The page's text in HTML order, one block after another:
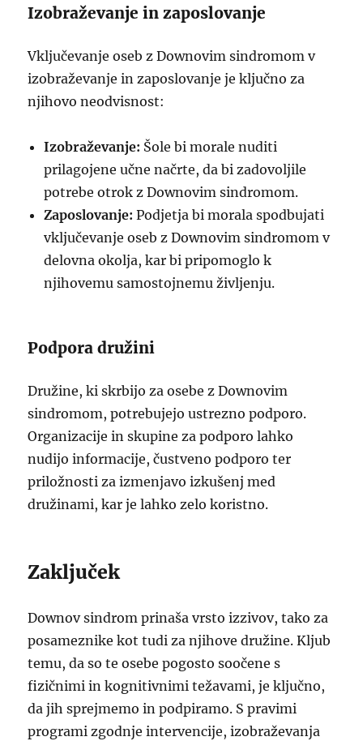
Izobraževanje in zaposlovanje
Vključevanje oseb z Downovim sindromom v
izobraževanje in zaposlovanje je ključno za
njihovo neodvisnost:
Izobraževanje: Šole bi morale nuditi
prilagojene učne načrte, da bi zadovoljile
potrebe otrok z Downovim sindromom.
Zaposlovanje: Podjetja bi morala spodbujati
vključevanje oseb z Downovim sindromom v
delovna okolja, kar bi pripomoglo k
njihovemu samostojnemu življenju.
Podpora družini
Družine, ki skrbijo za osebe z Downovim
sindromom, potrebujejo ustrezno podporo.
Organizacije in skupine za podporo lahko
nudijo informacije, čustveno podporo ter
priložnosti za izmenjavo izkušenj med
družinami, kar je lahko zelo koristno.
Zaključek
Downov sindrom prinaša vrsto izzivov, tako za
posameznike kot tudi za njihove družine. Kljub
temu, da so te osebe pogosto soočene s
fizičnimi in kognitivnimi težavami, je ključno,
da jih sprejmemo in podpiramo. S pravimi
programi zgodnje intervencije, izobraževanja